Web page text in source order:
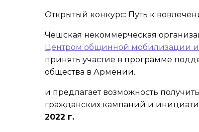
Открытый конкурс: Путь к
Чешская некоммерческая
Центром общинной мобилизации и
принять участие в программе
общества в Армении.
и предлагает возможность
гражданских кампаний и
2022 г.